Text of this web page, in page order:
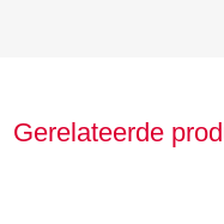
Gerelateerde